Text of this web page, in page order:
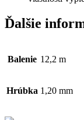
Ďalšie
Balenie 12,2 m
Hrúbka 1,20 mm